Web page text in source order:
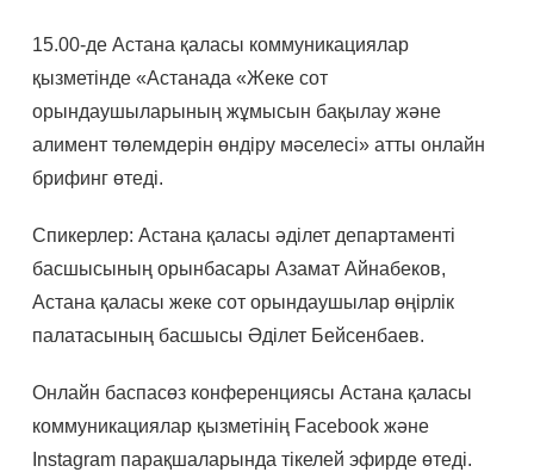
15.00-де Астана қаласы коммуникациялар
қызметінде «Астанада «Жеке сот
орындаушыларының жұмысын бақылау және
алимент төлемдерін өндіру мәселесі» атты онлайн
брифинг өтеді.
Спикерлер: Астана қаласы әділет департаменті
басшысының орынбасары Азамат Айнабеков,
Астана қаласы жеке сот орындаушылар өңірлік
палатасының басшысы Әділет Бейсенбаев.
Онлайн баспасөз конференциясы Астана қаласы
коммуникациялар қызметінің Facеbook және
Instagram парақшаларында тікелей эфирде өтеді.